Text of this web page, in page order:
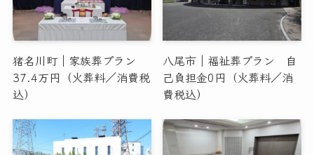
猪名川町｜家族葬プラン
37.4万円（火葬料／消費税
込）
八尾市｜福祉葬プラン 自
己負担金0円（火葬料／消
費税込）